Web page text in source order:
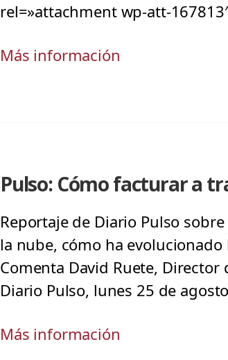
rel=»attachment wp-att-
Más información
Pulso: Cómo facturar a
Reportaje de Diario Pulso
la nube, cómo ha
Comenta David Ruete,
Diario Pulso, lunes 25 de
Más información